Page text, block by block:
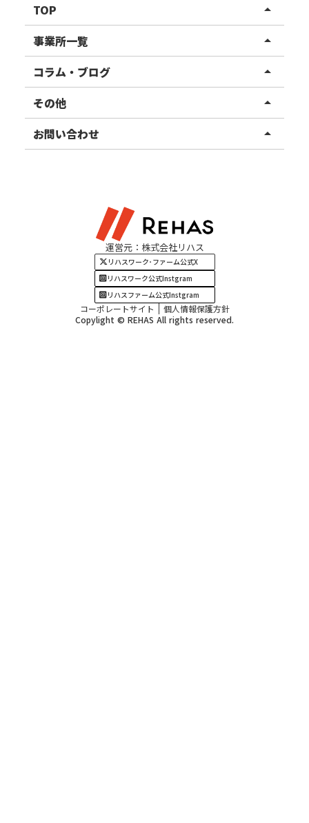
TOP arrow_drop_up
リハスワーク
リハスファーム
事業所一覧 arrow_drop_up
関東エリア
東北エリア
甲信越エリア
四国・九州エリア
コラム・ブログ arrow_drop_up
事業所ブログ
ご利用者様の声
その他 arrow_drop_up
お知らせ
お問い合わせ arrow_drop_up
運営元：株式会社リハス
リハスワーク･ファーム公式X
リハスワーク公式Instgram
リハスファーム公式Instgram
コーポレートサイト
個人情報保護方針
Copylight © REHAS All rights reserved.